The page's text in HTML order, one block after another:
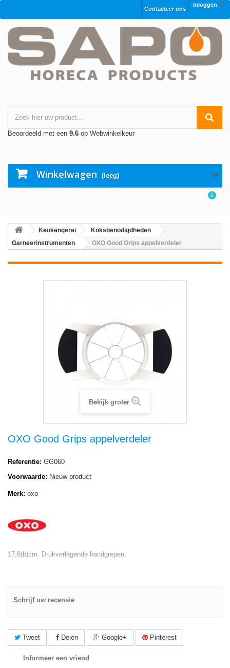
Inloggen
Contacteer ons
Beoordeeld met een 9.6 op Webwinkelkeur
Winkelwagen (leeg)
0
Keukengerei
Koksbenodigdheden
Garneerinstrumenten
OXO Good Grips appelverdeler
Bekijk groter
OXO Good Grips appelverdeler
Referentie: GG060
Voorwaarde: Nieuw product
Merk: oxo
17,8(b)cm. Drukverlagende handgrepen.
Schrijf uw recensie
Tweet Delen Google+ Pinterest
Informeer een vriend